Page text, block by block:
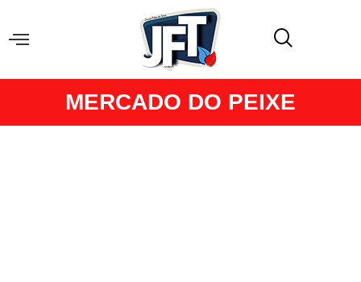
MERCADO DO PEIXE